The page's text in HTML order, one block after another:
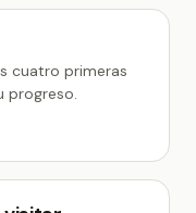
cuatro primeras
progreso.